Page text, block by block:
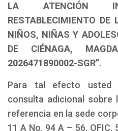
LA ATENCIÓN
RESTABLECIMIENTO DE
NIÑOS, NIÑAS Y
DE CIÉNAGA,
2026471890002-SGR”.
Para tal efecto usted
consulta adicional sobre
referencia en la sede
11 A No. 94 A – 56,